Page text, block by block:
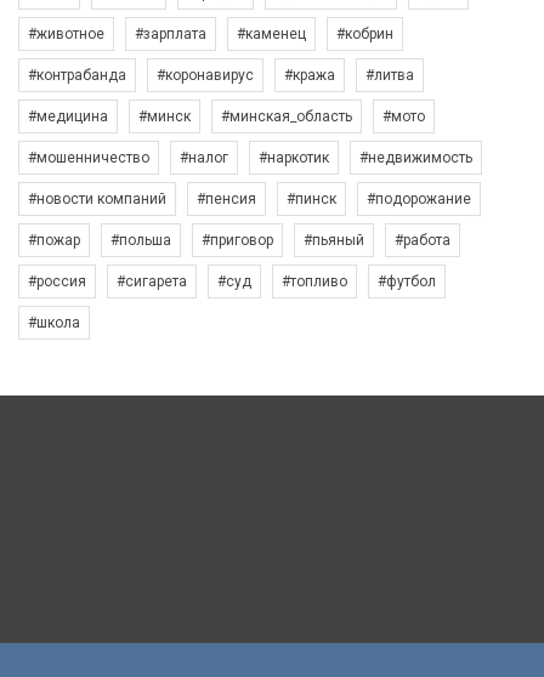
#животное #зарплата #каменец #кобрин
#контрабанда #коронавирус #кража #литва
#медицина #минск #минская_область #мото
#мошенничество #налог #наркотик #недвижимость
#новости компаний #пенсия #пинск #подорожание
#пожар #польша #приговор #пьяный #работа
#россия #сигарета #суд #топливо #футбол
#школа